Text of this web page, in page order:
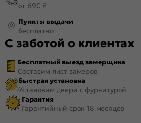
от 690 ₽
Пункты выдачи
бесплатно
С заботой о клиентах
Бесплатный выезд замерщика
Составим лист замеров
Быстрая установка
Установим двери с фурнитурой
Гарантия
Гарантийный срок 18 месяцев